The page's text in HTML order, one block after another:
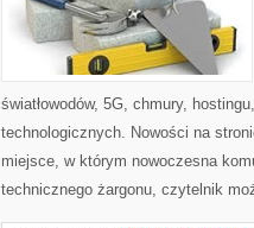
światłowodów, 5G, chmury,
technologicznych. Nowości na
miejsce, w którym nowoczesna
technicznego żargonu, czytelnik